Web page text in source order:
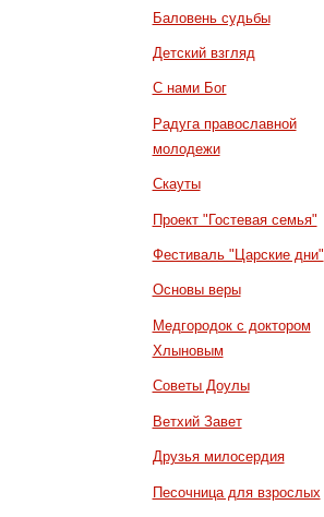
Баловень судьбы
Детский взгляд
С нами Бог
Радуга православной
молодежи
Скауты
Проект "Гостевая семья"
Фестиваль "Царские дни"
Основы веры
Медгородок с доктором
Хлыновым
Советы Доулы
Ветхий Завет
Друзья милосердия
Песочница для взрослых